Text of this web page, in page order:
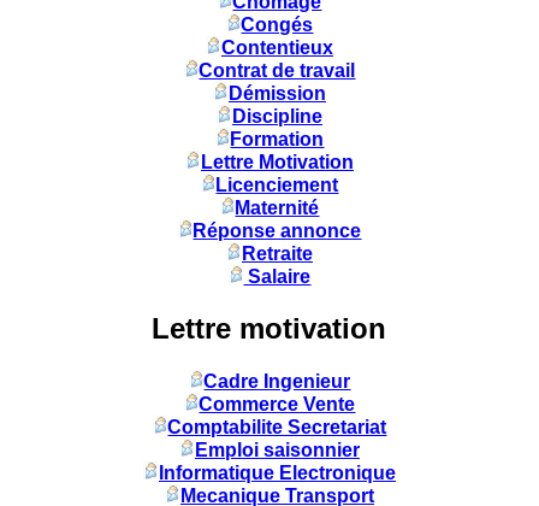
Congés
Contentieux
Contrat de travail
Démission
Discipline
Formation
Lettre Motivation
Licenciement
Maternité
Réponse annonce
Retraite
Salaire
Lettre motivation
Cadre Ingenieur
Commerce Vente
Comptabilite Secretariat
Emploi saisonnier
Informatique Electronique
Mecanique Transport